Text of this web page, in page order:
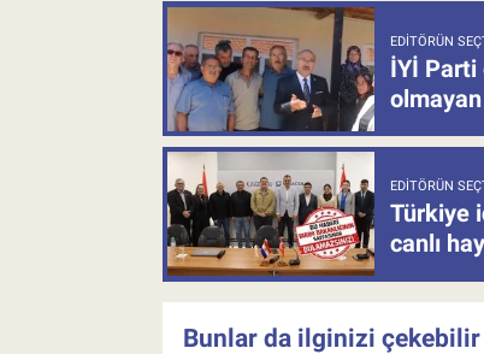
EDITÖRÜN
İYİ Parti
EDITÖRÜN
Türkiye
canlı
Bunlar da ilginizi çekebilir